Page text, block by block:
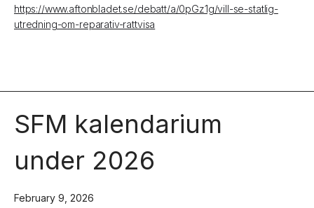
https://www.aftonbladet.se/debatt/a/0pGz1g/vill-se-statlig-
utredning-om-reparativ-rattvisa
SFM kalendarium
under 2026
February 9, 2026